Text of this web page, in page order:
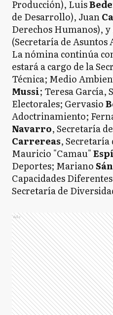
Producción), Luis
de Desarrollo), Juan
Derechos Humanos),
(Secretaría de Asuntos
La nómina continúa
estará a cargo de la
Técnica; Medio
Mussi; Teresa García,
Electorales; Gervasio
Adoctrinamiento;
Navarro, Secretaría
Carrereas,
Mauricio "Camau"
Deportes; Mariano
Capacidades
Secretaría de
Ads